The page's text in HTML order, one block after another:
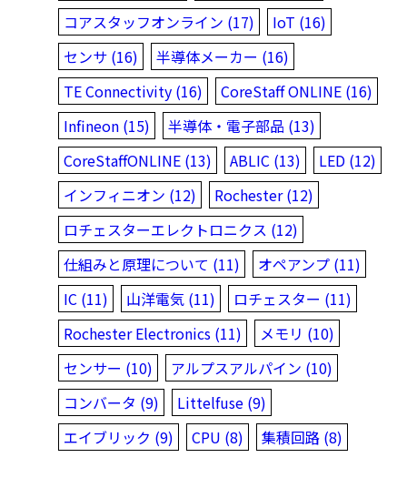
コアスタッフオンライン (17)
IoT (16)
センサ (16)
半導体メーカー (16)
TE Connectivity (16)
CoreStaff ONLINE (16)
Infineon (15)
半導体・電子部品 (13)
CoreStaffONLINE (13)
ABLIC (13)
LED (12)
インフィニオン (12)
Rochester (12)
ロチェスターエレクトロニクス (12)
仕組みと原理について (11)
オペアンプ (11)
IC (11)
山洋電気 (11)
ロチェスター (11)
Rochester Electronics (11)
メモリ (10)
センサー (10)
アルプスアルパイン (10)
コンバータ (9)
Littelfuse (9)
エイブリック (9)
CPU (8) 集積回路 (8)